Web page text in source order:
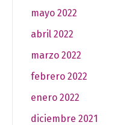
mayo 2022
abril 2022
marzo 2022
febrero 2022
enero 2022
diciembre 2021